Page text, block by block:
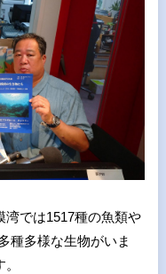
では1517種の魚類や
種多様な生物がいま